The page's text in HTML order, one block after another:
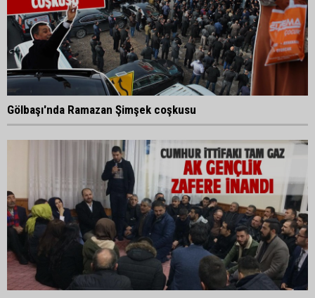
Gölbaşı'nda Ramazan Şimşek coşkusu